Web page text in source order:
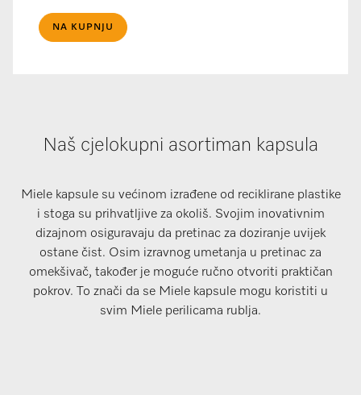
NA KUPNJU
Naš cjelokupni asortiman kapsula
Miele kapsule su većinom izrađene od reciklirane plastike
i stoga su prihvatljive za okoliš. Svojim inovativnim
dizajnom osiguravaju da pretinac za doziranje uvijek
ostane čist. Osim izravnog umetanja u pretinac za
omekšivač, također je moguće ručno otvoriti praktičan
pokrov. To znači da se Miele kapsule mogu koristiti u
svim Miele perilicama rublja.